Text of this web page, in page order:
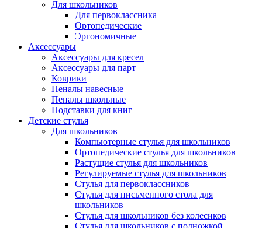
Для школьников
Для первоклассника
Ортопедические
Эргономичные
Аксессуары
Аксессуары для кресел
Аксессуары для парт
Коврики
Пеналы навесные
Пеналы школьные
Подставки для книг
Детские стулья
Для школьников
Компьютерные стулья для школьников
Ортопедические стулья для школьников
Растущие стулья для школьников
Регулируемые стулья для школьников
Стулья для первоклассников
Стулья для письменного стола для
школьников
Стулья для школьников без колесиков
Стулья для школьников с подножкой